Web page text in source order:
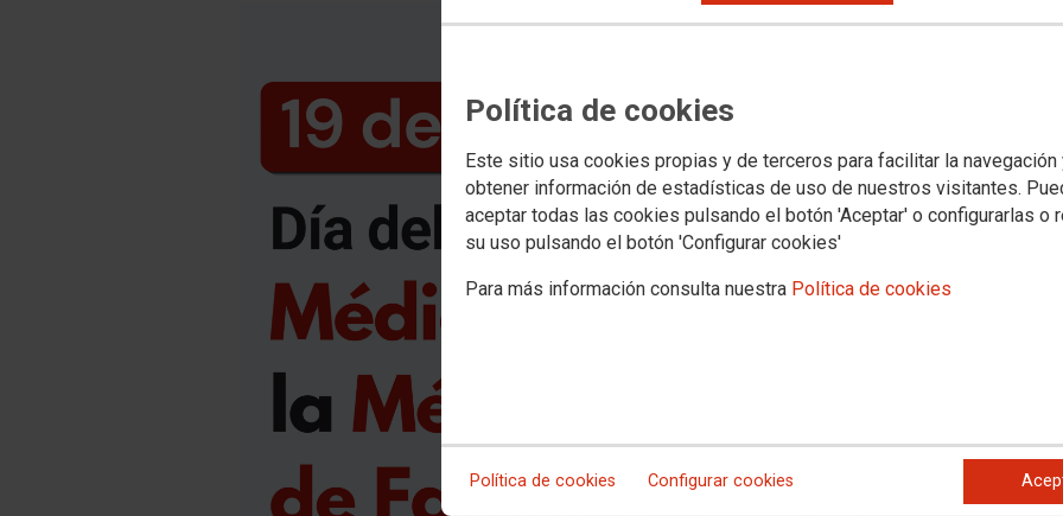
Política de cookies
Este sitio usa cookies propias y de terceros para facilitar la navegación
obtener información de estadísticas de uso de nuestros visitantes.
aceptar todas las cookies pulsando el botón 'Aceptar' o configurarlas o
su uso pulsando el botón 'Configurar cookies'
Para más información consulta nuestra Política de cookies
Política de cookies Configurar cookies